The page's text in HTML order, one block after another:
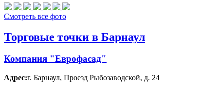
Смотреть все фото
Торговые точки в Барнаул
Компания "Еврофасад"
Адрес:г. Барнаул, Проезд Рыбозаводской, д. 24